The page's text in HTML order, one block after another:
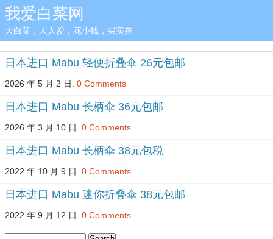
我爱白菜网
大白菜，人人爱，花小钱，买实在
日本进口 Mabu 轻便折叠伞 26元包邮
2026 年 5 月 2 日. 0 Comments
日本进口 Mabu 长柄伞 36元包邮
2026 年 3 月 10 日. 0 Comments
日本进口 Mabu 长柄伞 38元包税
2022 年 10 月 9 日. 0 Comments
日本进口 Mabu 迷你折叠伞 38元包邮
2022 年 9 月 12 日. 0 Comments